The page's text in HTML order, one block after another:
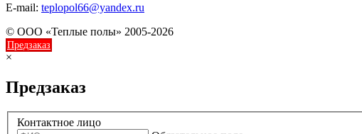
E-mail: teplopol66@yandex.ru
© ООО «Теплые полы» 2005-2026
Предзаказ
×
Предзаказ
Контактное лицо